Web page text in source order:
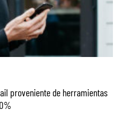
proveniente de herramientas